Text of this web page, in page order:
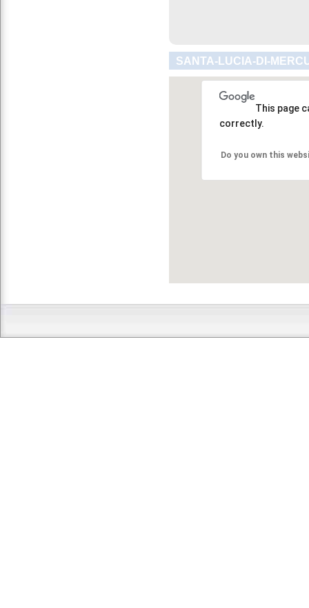
SANTA-LUCIA-DI-
This page
correctly.
Do you own this